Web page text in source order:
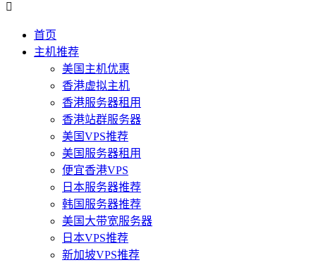

首页
主机推荐
美国主机优惠
香港虚拟主机
香港服务器租用
香港站群服务器
美国VPS推荐
美国服务器租用
便宜香港VPS
日本服务器推荐
韩国服务器推荐
美国大带宽服务器
日本VPS推荐
新加坡VPS推荐